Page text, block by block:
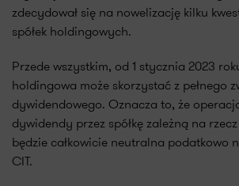
zdecydował się na nowelizację kilku
spółek holdingowych.
Przede wszystkim, od 1 stycznia 2023
holdingowa może skorzystać z pełnego
dywidendowego. Oznacza to, że
dywidendy przez spółkę zależną na
będzie całkowicie neutralna podatkowo
CIT.